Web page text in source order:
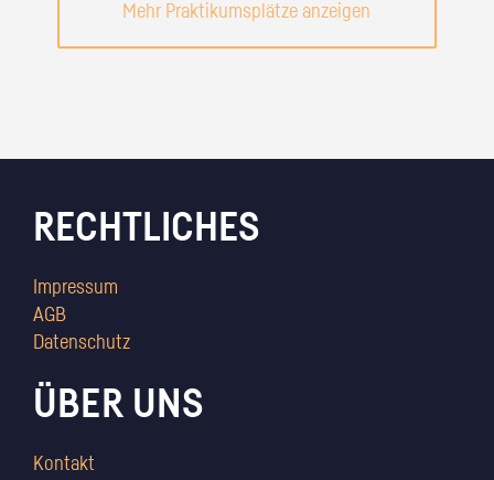
Mehr Praktikumsplätze anzeigen
RECHTLICHES
Impressum
AGB
Datenschutz
ÜBER UNS
Kontakt